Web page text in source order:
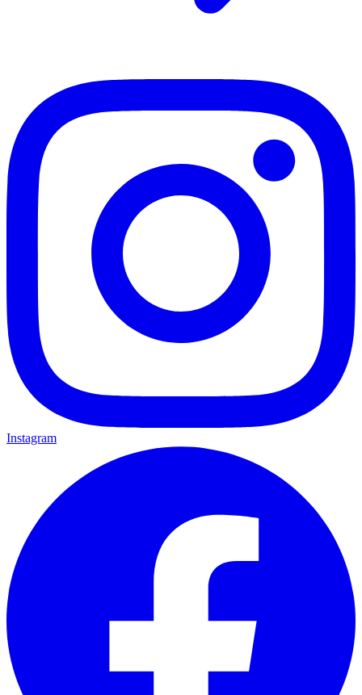
Instagram